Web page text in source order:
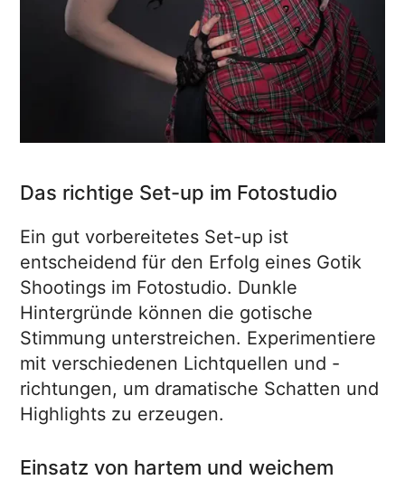
Das richtige Set-up im Fotostudio
Ein gut vorbereitetes Set-up ist
entscheidend für den Erfolg eines Gotik
Shootings im Fotostudio. Dunkle
Hintergründe können die gotische
Stimmung unterstreichen. Experimentiere
mit verschiedenen Lichtquellen und -
richtungen, um dramatische Schatten und
Highlights zu erzeugen.
Einsatz von hartem und weichem